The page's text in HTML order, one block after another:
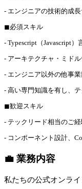
- エンジニアの技術的成
◼︎必須スキル
- Typescript（Javascript
- アーキテクチャ・ミド
- エンジニア以外の他事
- 高い専門知識を有し、
◼︎歓迎スキル
- テックリード相当のご
- コンポーネント設計、
💼 業務内容
私たちの公式オンラ